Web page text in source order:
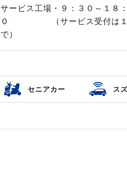
サービス工場・９：３０～１８
０ （サービス受付は１
で）
セニアカー ス